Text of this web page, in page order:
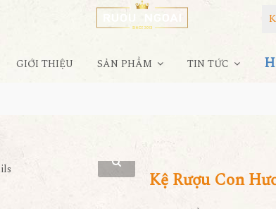
GIỚI THIỆU SẢN PHẨM TIN TỨC
Kệ Rượu Con